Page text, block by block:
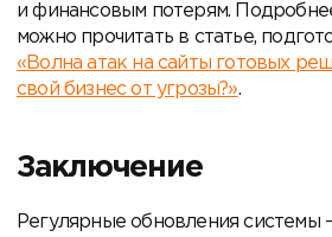
и финансовым потерям.
можно прочитать в статье,
«Волна атак на сайты готовых
свой бизнес от угрозы?».
Заключение
Регулярные обновления системы